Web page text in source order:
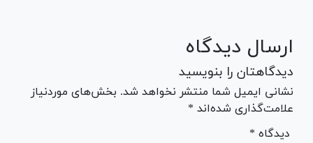
ارسال دیدگاه
دیدگاهتان را بنویسید
نشانی ایمیل شما منتشر نخواهد شد. بخش‌های موردنیاز
علامت‌گذاری شده‌اند *
* دیدگاه